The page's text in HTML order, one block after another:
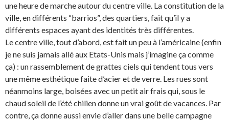
une heure de marche autour du centre ville. La constitution de la
ville, en différents “barrios”, des quartiers, fait qu’il y a
différents espaces ayant des identités très différentes.
Le centre ville, tout d’abord, est fait un peu à l’américaine (enfin
je ne suis jamais allé aux Etats-Unis mais j’imagine ça comme
ça) : un rassemblement de grattes ciels qui tendent tous vers
une même esthétique faite d’acier et de verre. Les rues sont
néanmoins large, boisées avec un petit air frais qui, sous le
chaud soleil de l’été chilien donne un vrai goût de vacances. Par
contre, ça donne aussi envie d’aller dans une belle campagne